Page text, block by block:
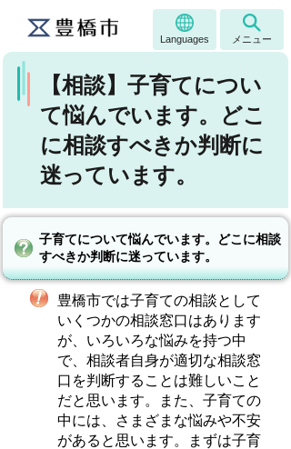
Languages メニュー
【相談】子育てについ
て悩んでいます。どこ
に相談すべきか判断に
迷っています。
子育てについて悩んでいます。どこに相談
すべきか判断に迷っています。
豊橋市では子育ての相談として
いくつかの相談窓口はあります
が、いろいろな悩みを持つ中
で、相談者自身が適切な相談窓
口を判断することは難しいこと
だと思います。また、子育ての
中には、さまざまな悩みや不安
があると思います。まずは子育